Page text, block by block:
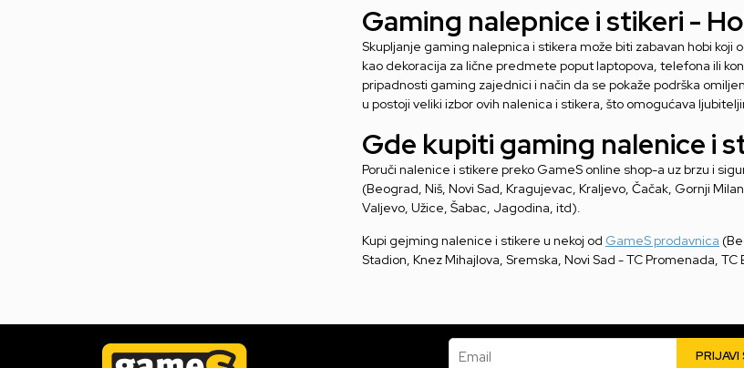
Gaming nalepnice i stikeri -
Skupljanje gaming nalepnica i stikera može biti zabavan hobi
kao dekoracija za lične predmete poput laptopova, telefona ili
pripadnosti gaming zajednici i način da se pokaže podrška
u postoji veliki izbor ovih nalenica i stikera, što omogućava
Gde kupiti gaming nalenice i
Poruči nalenice i stikere preko GameS online shop-a uz brzu i
(Beograd, Niš, Novi Sad, Kragujevac, Kraljevo, Čačak, Gornji
Valjevo, Užice, Šabac, Jagodina, itd).
Kupi gejming nalenice i stikere u nekoj od GameS prodavnica
Stadion, Knez Mihajlova, Sremska, Novi Sad - TC Promenada,
Email PRIJAVI